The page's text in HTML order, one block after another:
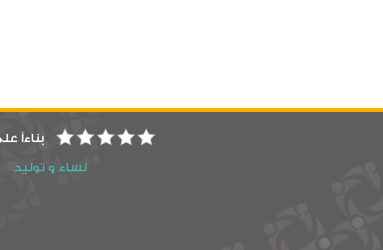
بناءاً
نساء و توليد